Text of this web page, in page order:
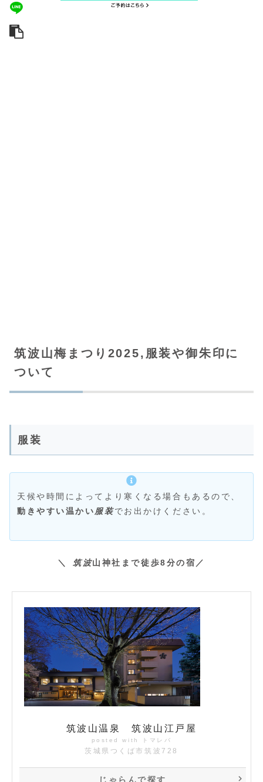
筑波山梅まつり2025,服装や御朱印に
ついて
服装
天候や時間によってより寒くなる場合もあるので、
動きやすい温かい 服装でお出かけください。
＼筑波山神社まで徒歩8分の宿／
筑波山温泉 筑波山江戸屋
posted with トマレバ
茨城県つくば市筑波728
じゃらんで探す